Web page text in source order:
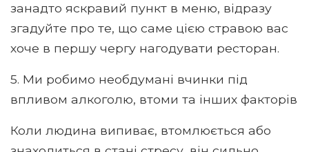
занадто яскравий пункт в меню, відразу
згадуйте про те, що саме цією стравою вас
хоче в першу чергу нагодувати ресторан.
5. Ми робимо необдумані вчинки під
впливом алкоголю, втоми та інших факторів
Коли людина випиває, втомлюється або